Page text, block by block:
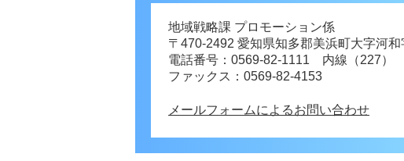
地域戦略課 プロモーション係
〒470-2492 愛知県知多郡美浜町大字河
電話番号：0569-82-1111 内線（227）
ファックス：0569-82-4153
メールフォームによるお問い合わせ